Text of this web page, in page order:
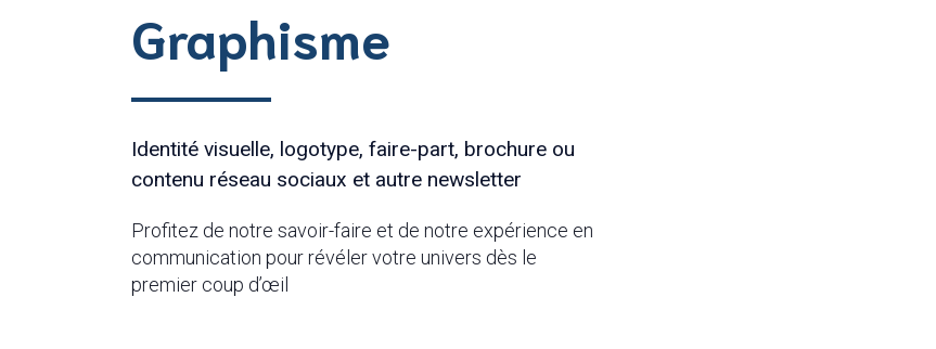
Graphisme
Identité visuelle, logotype, faire-part, brochure ou
contenu réseau sociaux et autre newsletter
Profitez de notre savoir-faire et de notre expérience en
communication pour révéler votre univers dès le
premier coup d’œil